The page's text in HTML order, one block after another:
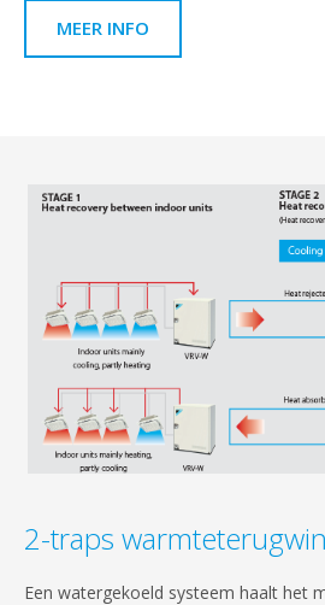
MEER INFO
2-traps
Een watergekoeld systeem haalt het